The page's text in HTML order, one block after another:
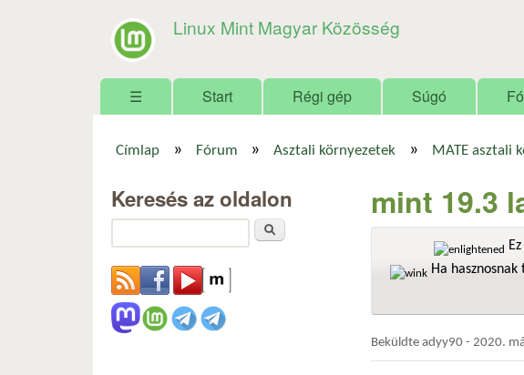
Linux Mint Magyar Közösség
Főmenü
☰ Start Régi gép Súgó
Címlap » Fórum » Asztali környezetek » MATE asztali
mint 19.3
Ha hasznosnak
Beküldte adyy90 - 2020.
Keresés az oldalon